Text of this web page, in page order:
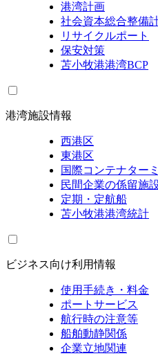
港湾計画
社会資本総合整備
リサイクルポート
保安対策
苫小牧港港湾BCP
港湾施設情報
西港区
東港区
国際コンテナター
民間企業の係留施
定期・定航船
苫小牧港港湾統計
ビジネス向け利用情報
使用手続き・料金
ポートサービス
航行時の注意等
船舶動静関係
企業立地関連